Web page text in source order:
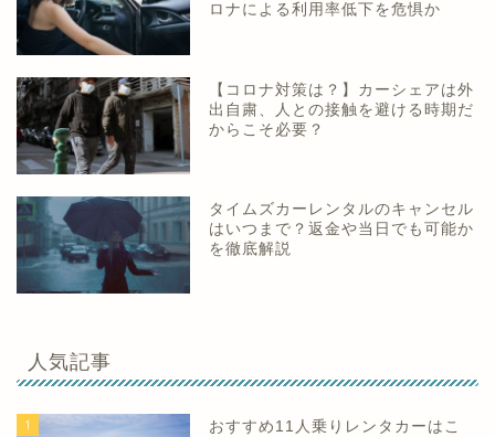
ロナによる利用率低下を危惧か
【コロナ対策は？】カーシェアは外
出自粛、人との接触を避ける時期だ
からこそ必要？
タイムズカーレンタルのキャンセル
はいつまで？返金や当日でも可能か
を徹底解説
人気記事
1
おすすめ11人乗りレンタカーはこ